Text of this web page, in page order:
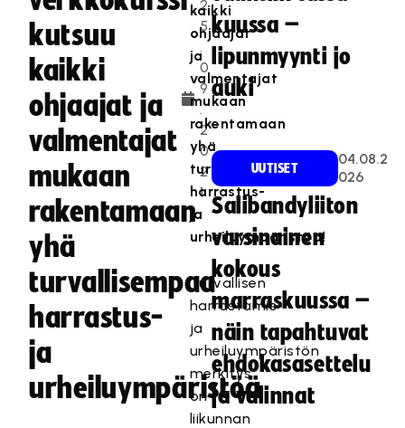
kutsuu
kaikki
ohjaajat ja
valmentajat
mukaan
rakentamaan
yhä
turvallisempaa
harrastus-
ja
urheiluympäristöä
2
5
.
0
9
.
2
0
2
1
kaikki
ohjaajat
ja
valmentajat
mukaan
rakentamaan
yhä
turvallisempaa
harrastus-
ja
urheiluympäristöä!
Turvallisen
harrastamis-
ja
urheiluympäristön
merkitys
on
liikunnan
kuussa –
lipunmyynti jo
auki
UUTISET
04.08.2
026
Salibandyliiton
varsinainen
kokous
marraskuussa –
näin tapahtuvat
ehdokasasettelu
ja valinnat